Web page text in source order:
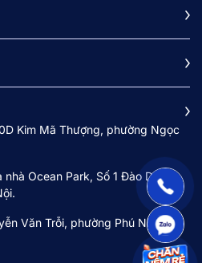
Kim Mã Thượng, phường Ngọc
Ocean Park, Số 1 Đào Duy
Văn Trỗi, phường Phú Nhuận,